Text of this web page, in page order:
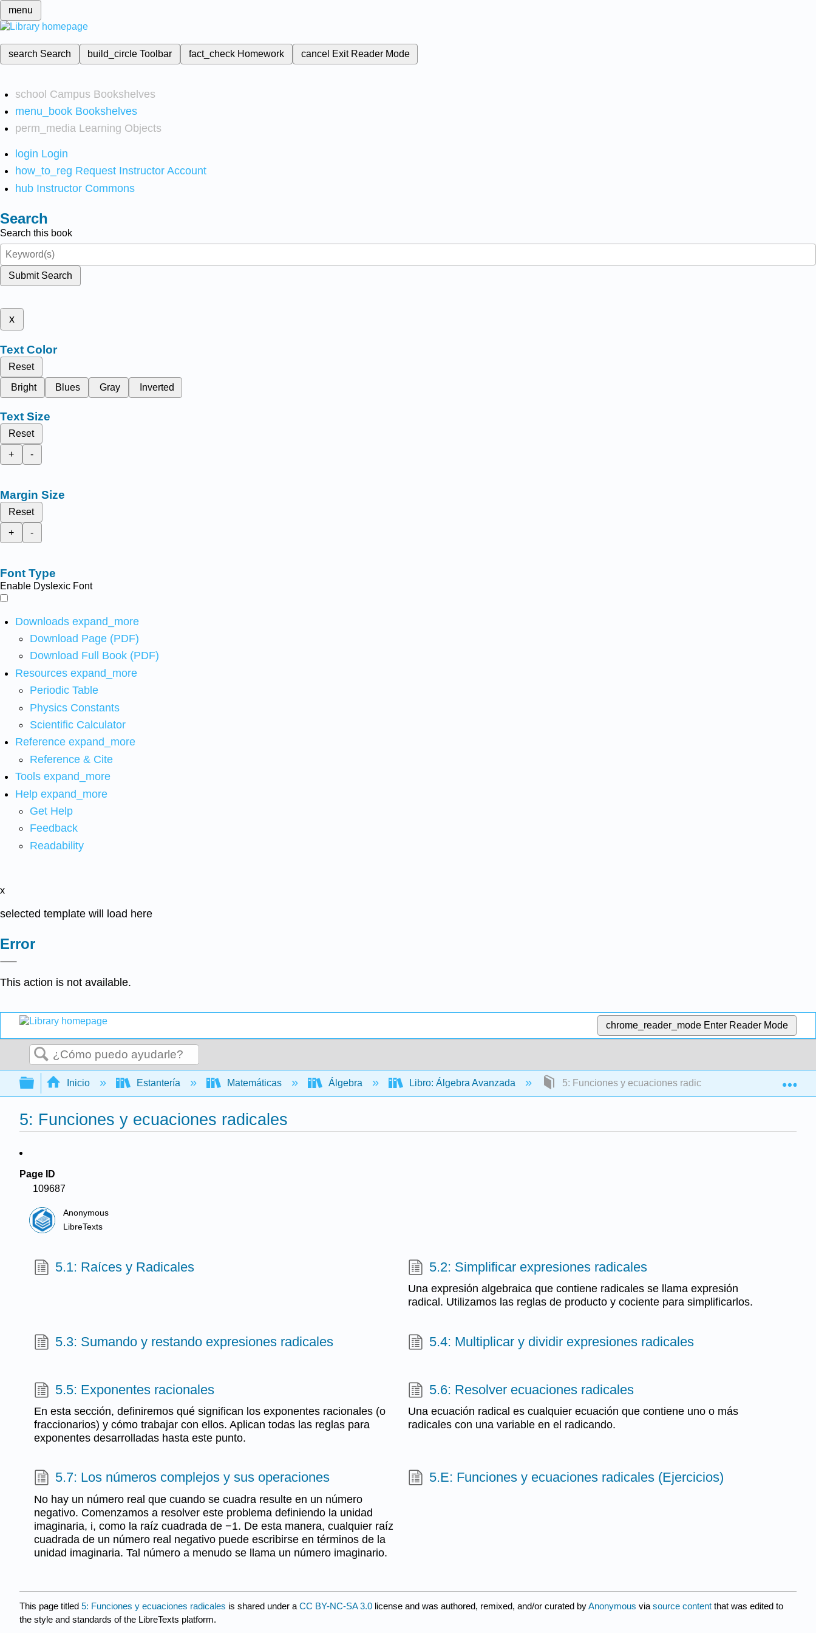
menu
search Search build_circleToolbar fact_check Homework cancel Exit Reader Mode
school Campus Bookshelves
menu_book Bookshelves
perm_media Learning Objects
login Login
how_to_reg Request Instructor Account
hub Instructor Commons
Search
Search this book
Submit Search
x
Text Color
Reset
Bright
Blues Gray Inverted
Text Size
Reset
+
-
Margin Size
Reset
+
-
Font Type
Enable Dyslexic Font
Downloads expand_more
Download Page (PDF)
Download Full Book (PDF)
Resources expand_more
Periodic Table
Physics Constants
Scientific Calculator
Reference expand_more
Reference & Cite
Tools expand_more
Help expand_more
Get Help
Feedback
Readability
x
selected template will load here
Error
This action is not available.
chrome_reader_mode Enter Reader Mode
Buscar
Expandir/contraer jerarquía global
Inicio Estantería Matemáticas Álgebra Libro: Álgebra Avanzada 5: Funciones y ecuaciones radicales
5: Funciones y ecuaciones radicales
Page ID
109687
Anonymous
LibreTexts
5.1: Raíces y Radicales 5.2: Simplificar expresiones radicales
Una expresión algebraica que contiene radicales se llama expresión
radical. Utilizamos las reglas de producto y cociente para simplificarlos.
5.3: Sumando y restando expresiones radicales 5.4: Multiplicar y dividir expresiones radicales
5.5: Exponentes racionales
En esta sección, definiremos qué significan los exponentes racionales (o
fraccionarios) y cómo trabajar con ellos. Aplican todas las reglas para
exponentes desarrolladas hasta este punto.
5.6: Resolver ecuaciones radicales
Una ecuación radical es cualquier ecuación que contiene uno o más
radicales con una variable en el radicando.
5.7: Los números complejos y sus operaciones
No hay un número real que cuando se cuadra resulte en un número
negativo. Comenzamos a resolver este problema definiendo la unidad
imaginaria, i, como la raíz cuadrada de −1. De esta manera, cualquier raíz
cuadrada de un número real negativo puede escribirse en términos de la
unidad imaginaria. Tal número a menudo se llama un número imaginario.
5.E: Funciones y ecuaciones radicales (Ejercicios)
This page titled 5: Funciones y ecuaciones radicales is shared under a CC BY-NC-SA 3.0 license and was authored, remixed, and/or curated byAnonymous via source content that was edited to
the style and standards of the LibreTexts platform.